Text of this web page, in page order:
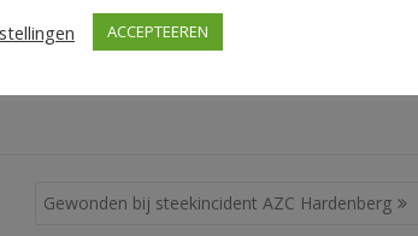
Gewonden bij steekincident AZC Hardenberg
ACCEPTEEREN